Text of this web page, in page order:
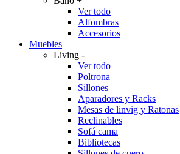
Ver todo
Alfombras
Accesorios
Muebles
Living -
Ver todo
Poltrona
Sillones
Aparadores y Racks
Mesas de linvig y Ratonas
Reclinables
Sofá cama
Bibliotecas